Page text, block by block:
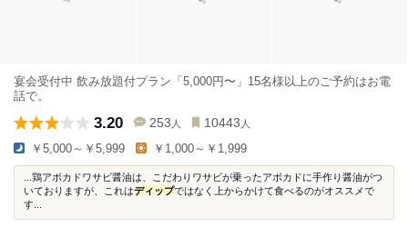
宴会受付中 飲み放題付プラン「5,000円〜」15名様以上のご予約はお電
話で。
3.20 253 人 10443 人
￥5,000～￥5,999 ￥1,000～￥1,999
...鶏アボカドワサビ醤油は、こだわりワサビが乗ったアボカドに手作り醤油がつ
いておりますが、これはディップではなく上からかけて食べるのがオススメで
す...